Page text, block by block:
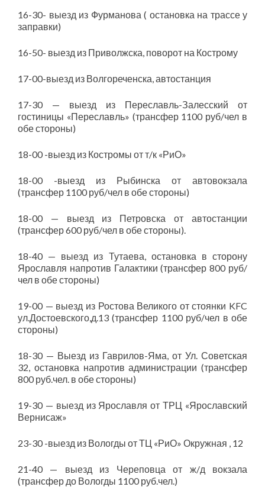
16-30- выезд из Фурманова ( остановка на трассе у
заправки)
16-50- выезд из Приволжска, поворот на Кострому
17-00-выезд из Волгореченска, автостанция
17-30 — выезд из Переславль-Залесский от
гостиницы «Переславль» (трансфер 1100 руб/чел в
обе стороны)
18-00 -выезд из Костромы от т/к «РиО»
18-00 -выезд из Рыбинска от автовокзала
(трансфер 1100 руб/чел в обе стороны)
18-00 — выезд из Петровска от автостанции
(трансфер 600 руб/чел в обе стороны).
18-40 — выезд из Тутаева, остановка в сторону
Ярославля напротив Галактики (трансфер 800 руб/
чел в обе стороны)
19-00 — выезд из Ростова Великого от стоянки KFC
ул.Достоевского,д.13 (трансфер 1100 руб/чел в обе
стороны)
18-30 — Выезд из Гаврилов-Яма, от Ул. Советская
32, остановка напротив администрации (трансфер
800 руб.чел. в обе стороны)
19-30 — выезд из Ярославля от ТРЦ «Ярославский
Вернисаж»
23-30 -выезд из Вологды от ТЦ «РиО» Окружная , 12
21-40 — выезд из Череповца от ж/д вокзала
(трансфер до Вологды 1100 руб.чел.)